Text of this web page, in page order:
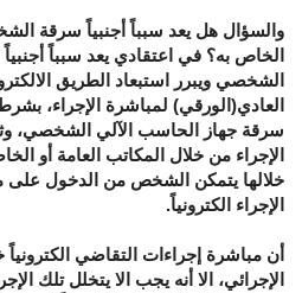
والسؤال هل يعد سبباً أجنبياً سرقة
الخاص به؟ في اعتقادي يعد سبباً
الشخصي ويبرر استبعاد الطريق
العادي(الورقي) لمباشرة الإجراء،
سرقة جهاز الحاسب الآلي الشخصي،
الإجراء من خلال المكاتب العامة أو
خلالها يتمكن الشخص من الدخول على
الإجراء الكترونياً.
أن مباشرة إجراءات التقاضي
الإجرائي، الا أنه يجب الا يتخلل تلك